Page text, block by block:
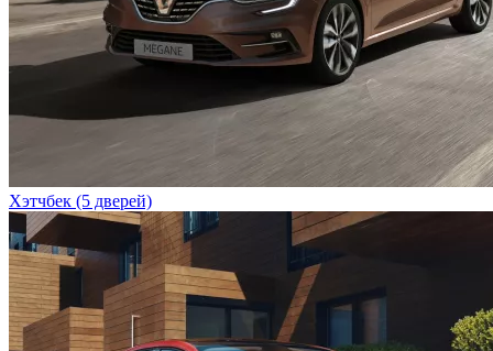
Хэтчбек (5 дверей)